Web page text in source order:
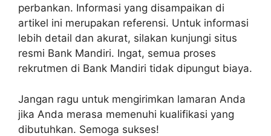
perbankan. Informasi yang disampaikan di
artikel ini merupakan referensi. Untuk informasi
lebih detail dan akurat, silakan kunjungi situs
resmi Bank Mandiri. Ingat, semua proses
rekrutmen di Bank Mandiri tidak dipungut biaya.
Jangan ragu untuk mengirimkan lamaran Anda
jika Anda merasa memenuhi kualifikasi yang
dibutuhkan. Semoga sukses!